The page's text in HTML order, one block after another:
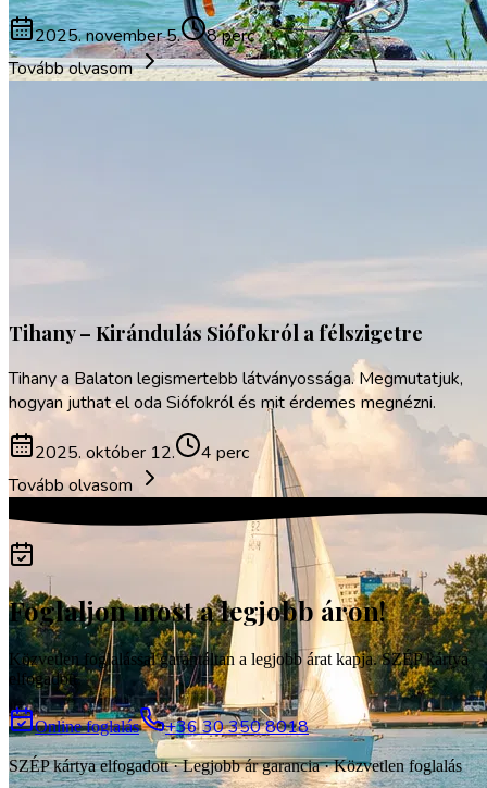
Vendégház
2025. november 5.
8 perc
Tovább olvasom
Tihany – Kirándulás Siófokról a félszigetre
Tihany a Balaton legismertebb látványossága. Megmutatjuk,
hogyan juthat el oda Siófokról és mit érdemes megnézni.
2025. október 12.
4 perc
Tovább olvasom
Foglaljon most a legjobb áron!
Közvetlen foglalással garantáltan a legjobb árat kapja. SZÉP kártya
elfogadott.
Online foglalás +36 30 350 8018
SZÉP kártya elfogadott · Legjobb ár garancia · Közvetlen foglalás